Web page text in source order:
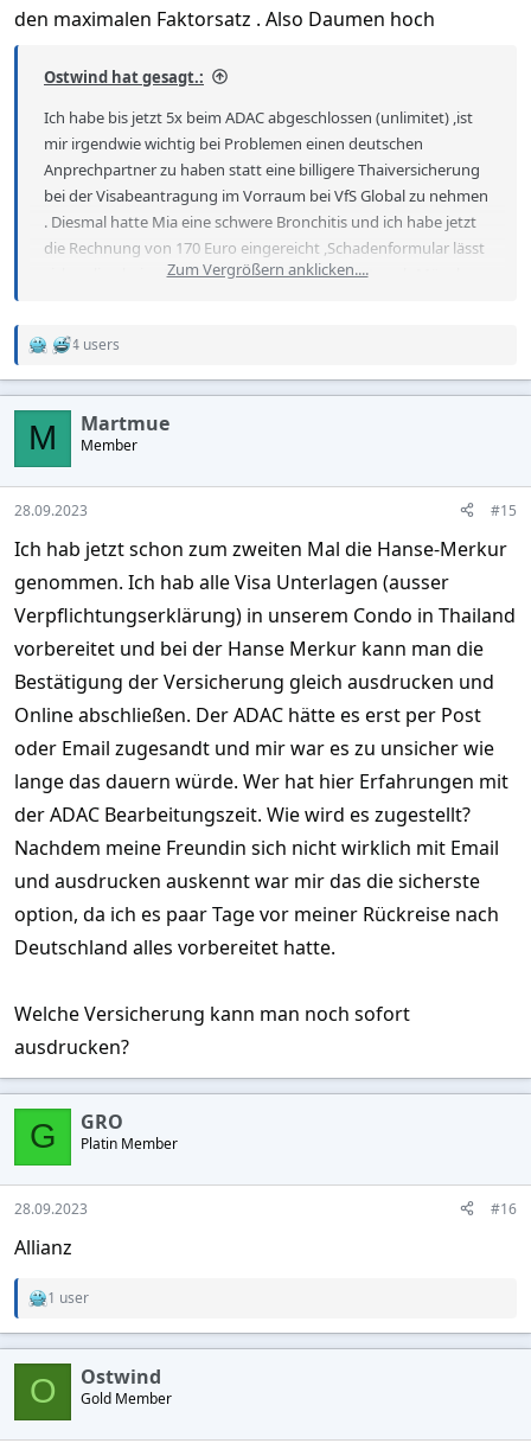
den maximalen Faktorsatz . Also Daumen hoch
Ostwind hat gesagt.:
Ich habe bis jetzt 5x beim ADAC abgeschlossen (unlimitet) ,ist
mir irgendwie wichtig bei Problemen einen deutschen
Anprechpartner zu haben statt eine billigere Thaiversicherung
bei der Visabeantragung im Vorraum bei VfS Global zu nehmen
. Diesmal hatte Mia eine schwere Bronchitis und ich habe jetzt
die Rechnung von 170 Euro eingereicht ,Schadenformular lässt
sich online beim ADAC ausfüllen ,dann per Post nach München
problemlos erstatten .
Zum Vergrößern anklicken....
R
c
t
o
n
s
:
4 users
M Martmue
Member
28.09.2023 #15
Ich hab jetzt schon zum zweiten Mal die Hanse-Merkur
genommen. Ich hab alle Visa Unterlagen (ausser
Verpflichtungserklärung) in unserem Condo in Thailand
vorbereitet und bei der Hanse Merkur kann man die
Bestätigung der Versicherung gleich ausdrucken und
Online abschließen. Der ADAC hätte es erst per Post
oder Email zugesandt und mir war es zu unsicher wie
lange das dauern würde. Wer hat hier Erfahrungen mit
der ADAC Bearbeitungszeit. Wie wird es zugestellt?
Nachdem meine Freundin sich nicht wirklich mit Email
und ausdrucken auskennt war mir das die sicherste
option, da ich es paar Tage vor meiner Rückreise nach
Deutschland alles vorbereitet hatte.
Welche Versicherung kann man noch sofort
ausdrucken?
G GRO
Platin Member
28.09.2023 #16
Allianz
R
c
o
n
1 user
O Ostwind
Gold Member